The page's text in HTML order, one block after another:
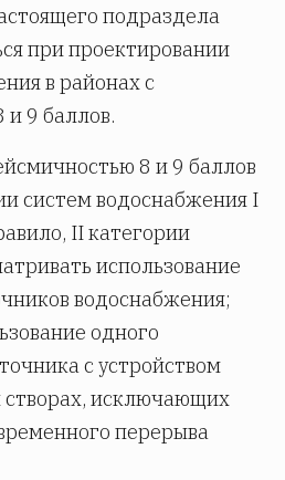
подраздела
при проектировании
в районах с
и 9 баллов.
8 и 9 баллов
систем водоснабжения I
II категории
использование
водоснабжения;
одного
с устройством
створах, исключающих
перерыва